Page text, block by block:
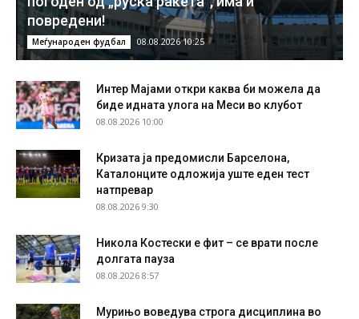
повредени!
Меѓународен фудбал 08.08.2026 10:25
Интер Мајами откри каква би можела да
биде идната улога на Меси во клубот
08.08.2026 10:00
Кризата ја предомисли Барселона,
Каталонците одложија уште еден тест
натпревар
08.08.2026 9:30
Никола Костески е фит – се врати после
долгата пауза
08.08.2026 8:57
Мурињо воведува строга дисциплина во